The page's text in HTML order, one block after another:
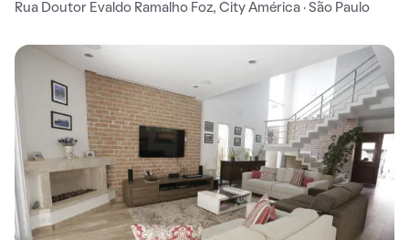
Rua Doutor Evaldo Ramalho Foz, City América · São Paulo